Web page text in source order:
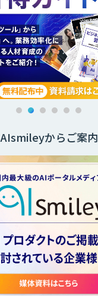
AIsmileyからご案内